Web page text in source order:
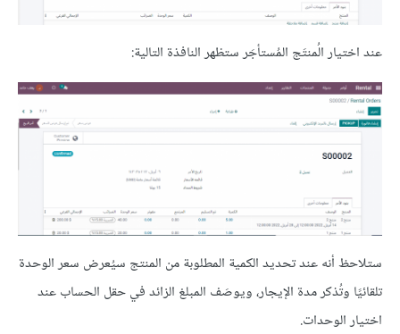
عند اختيار الُمنتَج المُستأجَر ستظهر النافذة التالية:
ستلاحظ أنه عند تحديد الكمية المطلوبة من المنتج سيُعرض سعر الوحدة
تلقائيًا وتُذكر مدة الإيجار، ويوصَف المبلغ الزائد في حقل الحساب عند
اختيار الوحدات.